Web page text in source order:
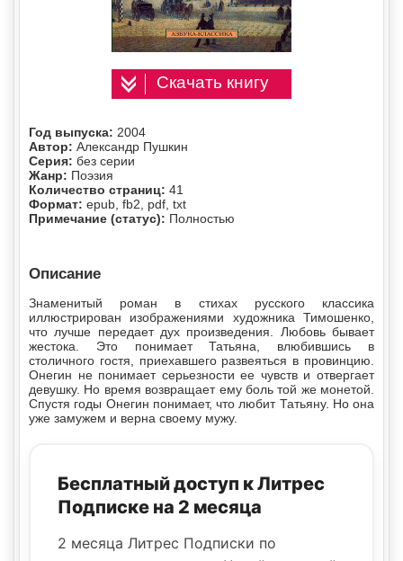
Скачать книгу
Год выпуска: 2004
Автор: Александр Пушкин
Серия: без серии
Жанр: Поэзия
Количество страниц: 41
Формат: epub, fb2, pdf, txt
Примечание (статус): Полностью
Описание
Знаменитый роман в стихах русского классика
иллюстрирован изображениями художника Тимошенко,
что лучше передает дух произведения. Любовь бывает
жестока. Это понимает Татьяна, влюбившись в
столичного гостя, приехавшего развеяться в провинцию.
Онегин не понимает серьезности ее чувств и отвергает
девушку. Но время возвращает ему боль той же монетой.
Спустя годы Онегин понимает, что любит Татьяну. Но она
уже замужем и верна своему мужу.
Бесплатный доступ к Литрес
Подписке на 2 месяца
2 месяца Литрес Подписки по